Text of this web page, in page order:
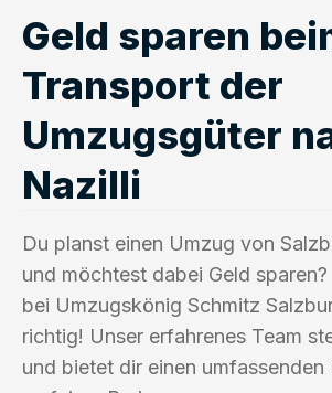
Geld sparen
Transport der
Umzugsgüter
Nazilli
Du planst einen Umzug von
und möchtest dabei Geld
bei Umzugskönig Schmitz
richtig! Unser erfahrenes Team
und bietet dir einen umfassenden